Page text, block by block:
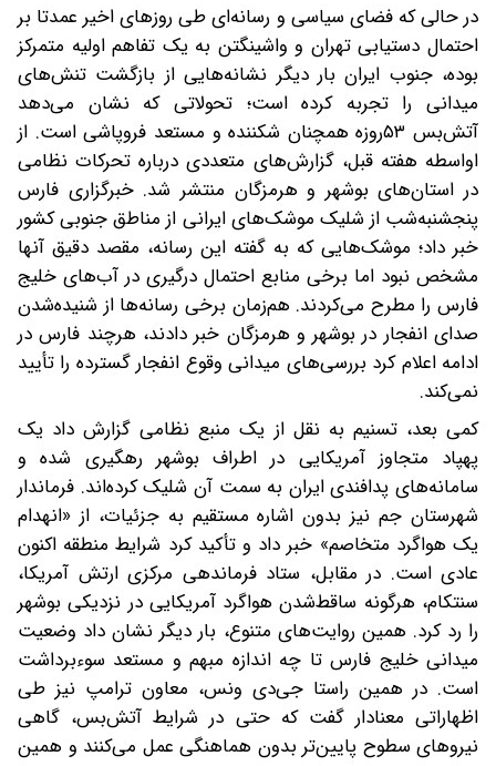
در حالی که فضای سیاسی و رسانه‌ای طی روزهای اخیر عمدتا بر
احتمال دستیابی تهران و واشینگتن به یک تفاهم اولیه متمرکز
بوده، جنوب ایران بار دیگر نشانه‌هایی از بازگشت تنش‌های
میدانی را تجربه کرده است؛ تحولاتی که نشان می‌دهد
آتش‌بس ۵۳روزه همچنان شکننده و مستعد فروپاشی است. از
اواسطه هفته قبل، گزارش‌های متعددی درباره تحرکات نظامی
در استان‌های بوشهر و هرمزگان منتشر شد. خبرگزاری فارس
پنجشنبه‌شب از شلیک موشک‌های ایرانی از مناطق جنوبی کشور
خبر داد؛ موشک‌هایی که به گفته این رسانه، مقصد دقیق آنها
مشخص نبود اما برخی منابع احتمال درگیری در آب‌های خلیج
فارس را مطرح می‌کردند. هم‌زمان برخی رسانه‌ها از شنیده‌شدن
صدای انفجار در بوشهر و هرمزگان خبر دادند، هرچند فارس در
ادامه اعلام کرد بررسی‌های میدانی وقوع انفجار گسترده را تأیید
نمی‌کند.
کمی بعد، تسنیم به نقل از یک منبع نظامی گزارش داد یک
پهپاد متجاوز آمریکایی در اطراف بوشهر رهگیری شده و
سامانه‌های پدافندی ایران به سمت آن شلیک کرده‌اند. فرماندار
شهرستان جم نیز بدون اشاره مستقیم به جزئیات، از «انهدام
یک هواگرد متخاصم» خبر داد و تأکید کرد شرایط منطقه اکنون
عادی است. در مقابل، ستاد فرماندهی مرکزی ارتش آمریکا،
سنتکام، هرگونه ساقط‌شدن هواگرد آمریکایی در نزدیکی بوشهر
را رد کرد. همین روایت‌های متنوع، بار دیگر نشان داد وضعیت
میدانی خلیج فارس تا چه اندازه مبهم و مستعد سوءبرداشت
است. در همین راستا جی‌دی ونس، معاون ترامپ نیز طی
اظهاراتی معنادار گفت که حتی در شرایط آتش‌بس، گاهی
نیروهای سطوح پایین‌تر بدون هماهنگی عمل می‌کنند و همین